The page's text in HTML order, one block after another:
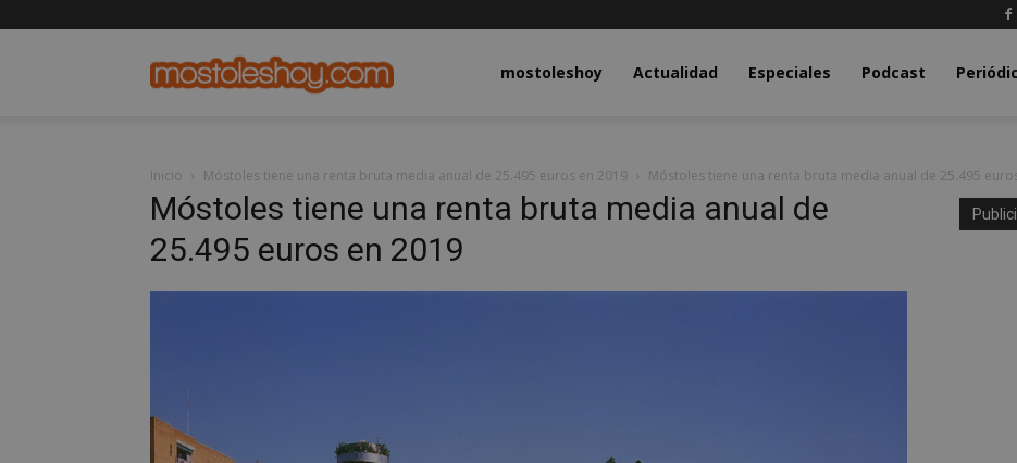
mostoleshoy.commostoleshoy Actualidad Especiales Podcast
Inicio Móstoles tiene una renta bruta media anual de 25.495 euros en 2019 Móstoles tiene una renta bruta media anual de 25.495
Móstoles tiene una renta bruta media anual de
25.495 euros en 2019